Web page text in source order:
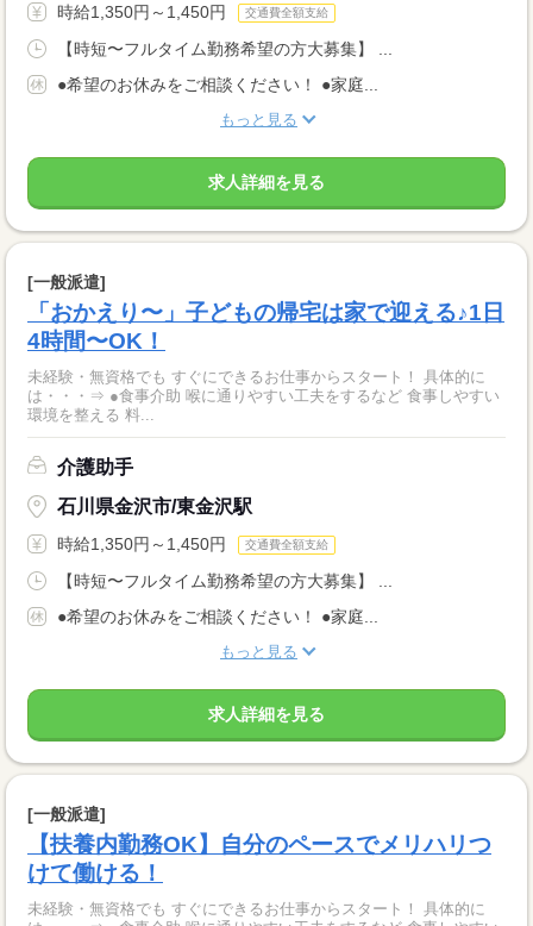
時給1,350円～1,450円 交通費全額支給
【時短〜フルタイム勤務希望の方大募集】 ...
●希望のお休みをご相談ください！ ●家庭...
もっと見る
求人詳細を見る
[一般派遣]
「おかえり〜」子どもの帰宅は家で迎える♪1日
4時間〜OK！
未経験・無資格でも すぐにできるお仕事からスタート！ 具体的に
は・・・⇒ ●食事介助 喉に通りやすい工夫をするなど 食事しやすい
環境を整える 料...
介護助手
石川県金沢市/東金沢駅
時給1,350円～1,450円 交通費全額支給
【時短〜フルタイム勤務希望の方大募集】 ...
●希望のお休みをご相談ください！ ●家庭...
もっと見る
求人詳細を見る
[一般派遣]
【扶養内勤務OK】自分のペースでメリハリつ
けて働ける！
未経験・無資格でも すぐにできるお仕事からスタート！ 具体的に